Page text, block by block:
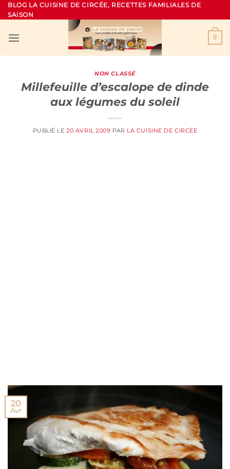
Passer
au
BLOG LA CUISINE DE CIRCÉE, RECETTES FAMILIALES DE
SAISON
0
NON CLASSÉ
Millefeuille d’escalope de dinde
aux légumes du soleil
PUBLIÉ LE20 AVRIL 2009 PAR LA CUISINE DE CIRCÉE
20
Avr